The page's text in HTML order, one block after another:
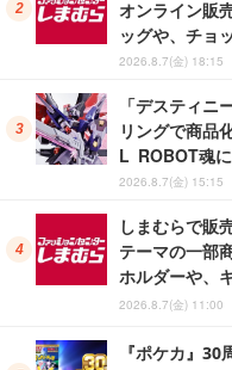
オンライン販
ッグや、チョ
2026.8.7(金) 18:15
「デスティニ
リングで商品
L ROBOT魂
2026.8.7(金) 15:15
しまむらで販
テーマの一部
ホルダーや、
2026.8.7(金) 11:00
『ポケカ』